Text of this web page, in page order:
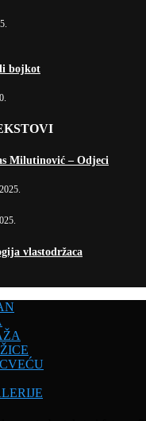
bojkot
Milutinović – Odjeci
vlastodržaca